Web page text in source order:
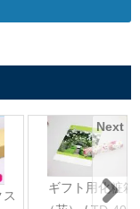
ギフト用化粧箱
Next